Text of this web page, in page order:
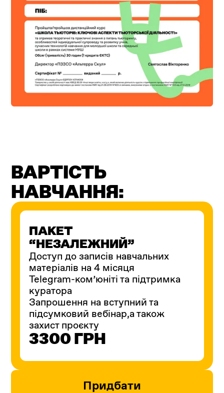
ВАРТІСТЬ
НАВЧАННЯ:
ПАКЕТ
“НЕЗАЛЕЖНИЙ”
Доступ до записів навчальних
матеріалів на 4 місяця
Telegram-ком’юніті та підтримка
куратора
Запрошення на вступний та
підсумковий вебінар,а також
захист проєкту
3300 ГРН
Придбати